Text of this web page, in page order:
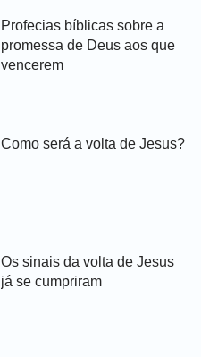
Profecias bíblicas sobre a
promessa de Deus aos que
vencerem
Como será a volta de Jesus?
Os sinais da volta de Jesus
já se cumpriram